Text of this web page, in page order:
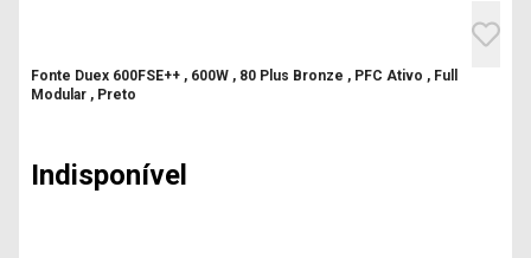
Fonte Duex 600FSE++ , 600W , 80 Plus Bronze , PFC Ativo , Full
Modular , Preto
Indisponível